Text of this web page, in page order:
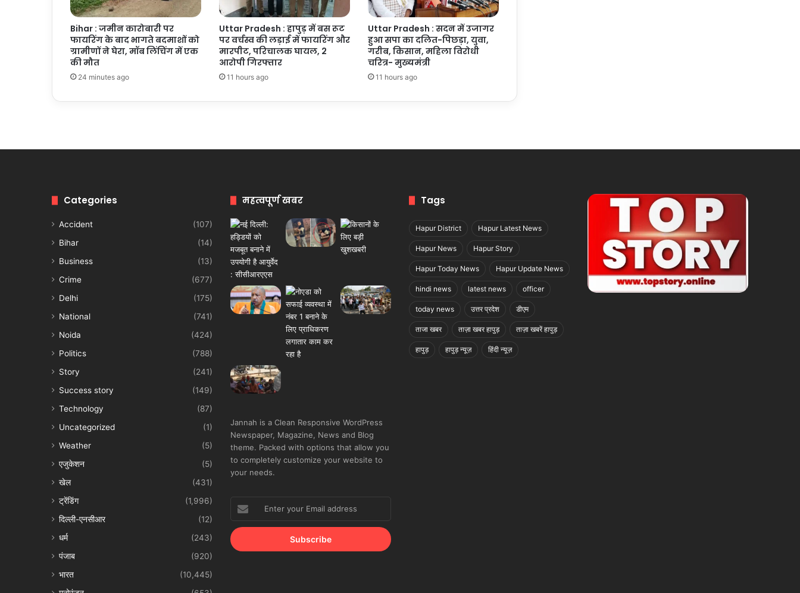
Bihar : जमीन कारोबारी पर
फायरिंग के बाद भागते बदमाशों को
ग्रामीणों ने घेरा, मॉब लिंचिंग में एक
की मौत
24 minutes ago
Uttar Pradesh : हापुड़ में बस रूट
पर वर्चस्व की लड़ाई में फायरिंग और
मारपीट, परिचालक घायल, 2
आरोपी गिरफ्तार
11 hours ago
Uttar Pradesh : सदन में उजागर
हुआ सपा का दलित-पिछड़ा, युवा,
गरीब, किसान, महिला विरोधी
चरित्र- मुख्यमंत्री
11 hours ago
Categories
Accident
(107)
Bihar
(14)
Business
(13)
Crime
(677)
Delhi
(175)
National
(741)
Noida
(424)
Politics
(788)
Story
(241)
Success story
(149)
Technology
(87)
Uncategorized
(1)
Weather
(5)
एजुकेशन
(5)
खेल
(431)
ट्रेंडिंग
(1,996)
दिल्ली-एनसीआर
(12)
धर्म
(243)
पंजाब
(920)
भारत
(10,445)
महत्वपूर्ण खबर
Jannah is a Clean Responsive WordPress
Newspaper, Magazine, News and Blog
theme. Packed with options that allow you
to completely customize your website to
your needs.
your
Email
address
Tags
Hapur District Hapur Latest News
Hapur News Hapur Story
Hapur Today News Hapur Update News
hindi news latest news officer
today news उत्तर प्रदेश डीएम
ताजा खबर ताज़ा खबर हापुड़ ताज़ा खबरें हापुड़
हापुड़ हापुड़ न्यूज़ हिंदी न्यूज़